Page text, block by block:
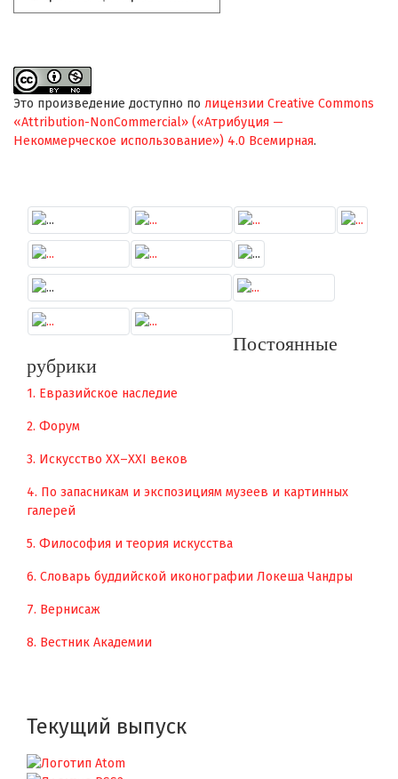
Это произведение доступно по лицензии Creative Commons
«Attribution-NonCommercial» («Атрибуция —
Некоммерческое использование») 4.0 Всемирная.
Постоянные
рубрики
1. Евразийское наследие
2. Форум
3. Искусство XX–XXI веков
4. По запасникам и экспозициям музеев и картинных
галерей
5. Философия и теория искусства
6. Словарь буддийской иконографии Локеша Чандры
7. Вернисаж
8. Вестник Академии
Текущий выпуск